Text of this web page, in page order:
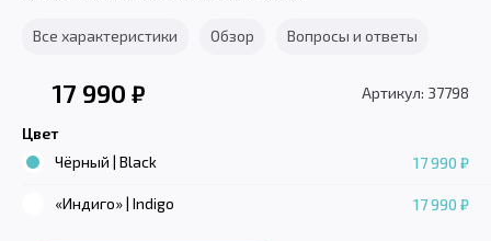
Все характеристики Обзор Вопросы и ответы
17 990 ₽ Артикул: 37798
Цвет
Чёрный | Black
17 990 ₽
«Индиго» | Indigo 17 990 ₽